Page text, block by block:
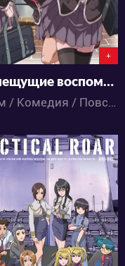
+
Трепещущие воспоминания
Гарем / Комедия / Повседневность / Романтика / Школа / Аниме
4484